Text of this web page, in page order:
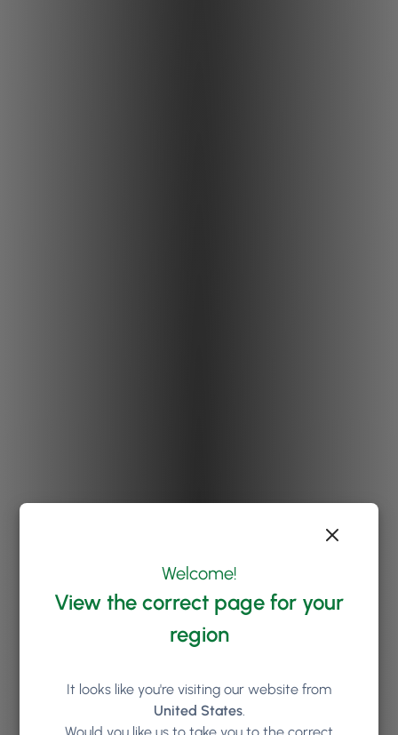
Welcome!
View the correct page for your
region
It looks like you're visiting our website from
United States.